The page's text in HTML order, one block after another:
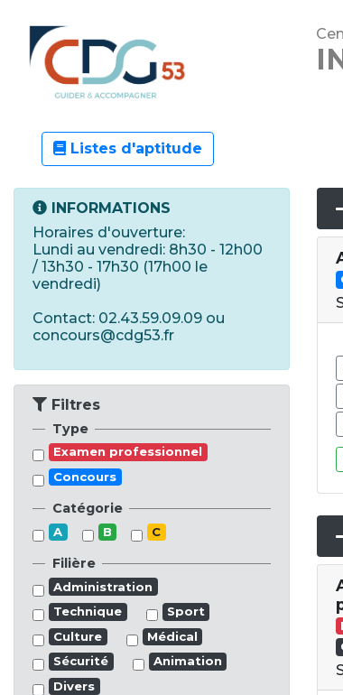
Listes d'aptitude
INFORMATIONS
Horaires d'ouverture:
Lundi au vendredi: 8h30 - 12h00
/ 13h30 - 17h30 (17h00 le
vendredi)
Contact: 02.43.59.09.09 ou
concours@cdg53.fr
Filtres
Type
Examen professionnel
Concours
Catégorie
A B C
Filière
Administration
Technique
Sport
Culture
Médical
Sécurité
Animation
Divers